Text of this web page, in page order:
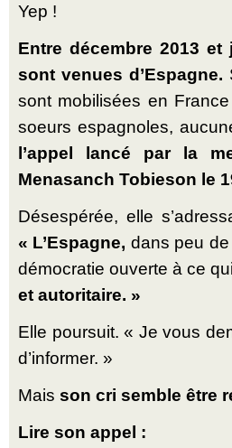
Yep !
Entre décembre 2013
sont venues d’Espagne.
sont mobilisées en
soeurs espagnoles,
l’appel lancé par la
Menasanch Tobieson le
Désespérée, elle
« L’Espagne, dans peu
démocratie ouverte à ce qui
et autoritaire. »
Elle poursuit. « Je vous
d’informer. »
Mais son cri semble être
Lire son appel :